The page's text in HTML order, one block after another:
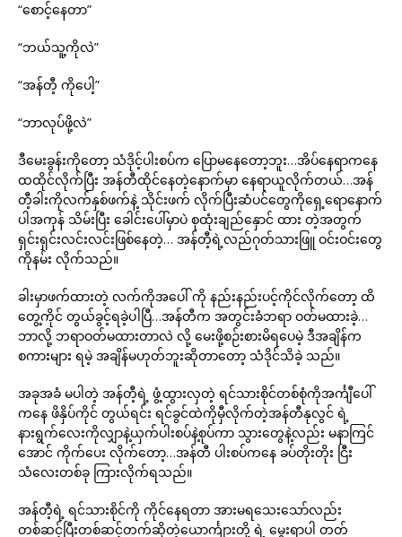
“စောင့်နေတာ”
“ဘယ်သူ့ကိုလဲ”
“အန်တီ့ ကိုပေါ့”
“ဘာလုပ်ဖို့လဲ”
ဒီမေးခွန်းကိုတော့ သံဒိုင့်ပါးစပ်က ပြောမနေတော့ဘူး…အိပ်နေရာကနေ
ထထိုင်လိုက်ပြီး အန်တီထိုင်နေတဲ့နောက်မှာ နေရာယူလိုက်တယ်…အန်
တီ့ခါးကိုလက်နှစ်ဖက်နဲ့ သိုင်းဖက် လိုက်ပြီးဆံပင်တွေကိုရှေ့ရောနောက်
ပါအကုန် သိမ်းပြီး ခေါင်းပေါ်မှာပဲ စုထုံးချည်နှောင် ထား တဲ့အတွက်
ရှင်းရှင်းလင်းလင်းဖြစ်နေတဲ့… အန်တီ့ရဲ့လည်ဂုတ်သားဖြူ ဝင်းဝင်းတွေ
ကိုနမ်း လိုက်သည်။
ခါးမှာဖက်ထားတဲ့ လက်ကိုအပေါ် ကို နည်းနည်းပင့်ကိုင်လိုက်တော့ ထိ
တွေ့ကိုင် တွယ်ခွင့်ရခဲ့ပါပြီ…အန်တီက အတွင်းခံဘရာ ဝတ်မထားခဲ့…
ဘာလို့ ဘရာဝတ်မထားတာလဲ လို့ မေးဖို့စဉ်းစားမိရပေမဲ့ ဒီအချိန်က
စကားများ ရမဲ့ အချိန်မဟုတ်ဘူးဆိုတာတော့ သံဒိုင်သိခဲ့ သည်။
အခုအခံ မပါတဲ့ အန်တီ့ရဲ့ ဖွံ့ထွားလှတဲ့ ရင်သားစိုင်တစ်စုံကိုအင်္ကျီပေါ်
ကနေ ဖိနှိပ်ကိုင် တွယ်ရင်း ရင်ခွင်ထဲကိုမှီလိုက်တဲ့အန်တီနုလွင် ရဲ့
နားရွက်လေးကိုလျှာနဲ့ယှက်ပါးစပ်နဲ့စုပ်ကာ သွားတွေနဲ့လည်း မနာကြင်
အောင် ကိုက်ပေး လိုက်တော့…အန်တီ ပါးစပ်ကနေ ခပ်တိုးတိုး ငြီး
သံလေးတစ်ခု ကြားလိုက်ရသည်။
အန်တီ့ရဲ့ ရင်သားစိုင်ကို ကိုင်နေရတာ အားမရသေးသော်လည်း
တစ်ဆင့်ပြီးတစ်ဆင့်တက်ဆိုတဲ့ယောင်္ကျားတို့ ရဲ့ မွေးရာပါ တတ်